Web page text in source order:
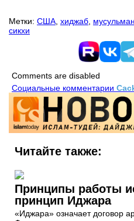
Метки: США хиджаб
сикхи
Comments are disabled
Социальные комментарии
Читайте также:
Принципы работы
принцип Иджара
«Иджара» означает договор